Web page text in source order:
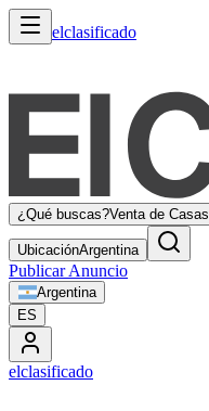
elclasificado
¿Qué buscas?Venta de Casas
UbicaciónArgentina
Publicar Anuncio
Argentina
ES
elclasificado